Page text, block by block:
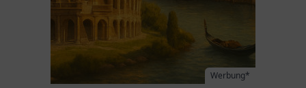
Werbung*